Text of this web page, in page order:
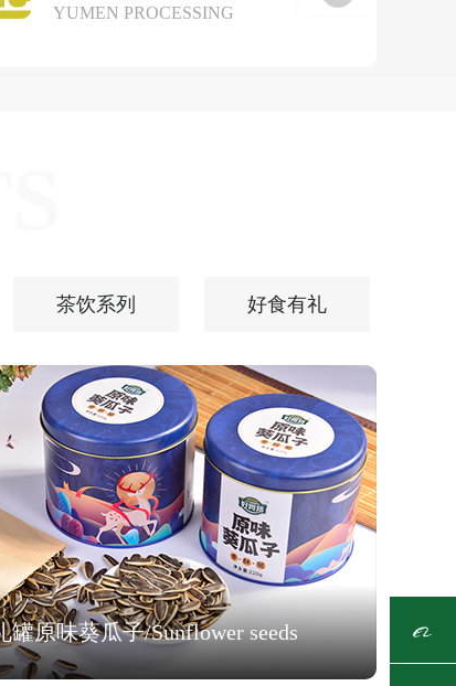
YUMEN PROCESSING
茶饮系列 好食有礼
罐原味葵瓜子/Sunflower seeds